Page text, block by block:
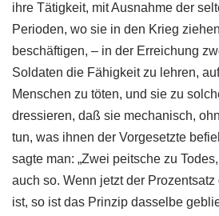
ihre Tätigkeit, mit Ausnahme der
Perioden, wo sie in den Krieg
beschäftigen, – in der Erreichung
Soldaten die Fähigkeit zu lehren,
Menschen zu töten, und sie zu
dressieren, daß sie mechanisch,
tun, was ihnen der Vorgesetzte
sagte man: „Zwei peitsche zu
auch so. Wenn jetzt der
ist, so ist das Prinzip dasselbe